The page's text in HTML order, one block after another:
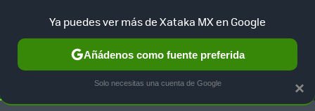
SELECCIÓN GAMING HOME AUTO TERRITORIO
×
Ya puedes ver más de Xataka MX en Google
Añádenos como fuente preferida
Solo necesitas una cuenta de Google